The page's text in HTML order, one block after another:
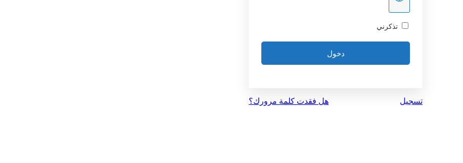
تذكرني
تسجيل هل فقدت كلمة مرورك؟